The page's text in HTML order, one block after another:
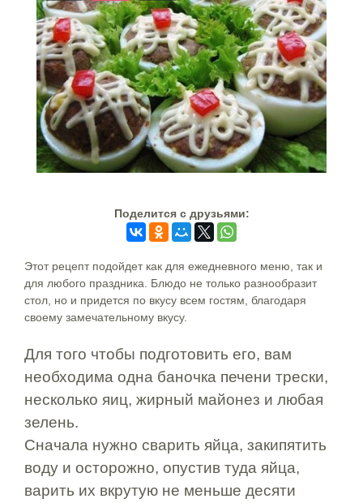
Поделится c друзьями:
Этот рецепт подойдет как для ежедневного меню, так и
для любого праздника. Блюдо не только разнообразит
стол, но и придется по вкусу всем гостям, благодаря
своему замечательному вкусу.
Для того чтобы подготовить его, вам
необходима одна баночка печени трески,
несколько яиц, жирный майонез и любая
зелень.
Сначала нужно сварить яйца, закипятить
воду и осторожно, опустив туда яйца,
варить их вкрутую не меньше десяти